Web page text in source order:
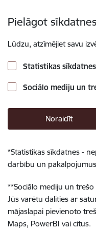
Pielāgot sīkdatnes
Lūdzu, atzīmējiet savu
Statistikas sīkdatnes
Sociālo mediju un
Noraidīt
*Statistikas sīkdatnes -
darbību un
**Sociālo mediju un
Jūs varētu dalīties ar
mājaslapai pievienoto
Maps, PowerBI vai citus.